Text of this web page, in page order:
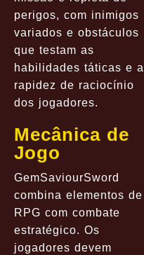
perigos, com inimigos
variados e obstáculos
que testam as
habilidades táticas e a
rapidez de raciocínio
dos jogadores.
Mecânica de
Jogo
GemSaviourSword
combina elementos de
RPG com combate
estratégico. Os
jogadores devem